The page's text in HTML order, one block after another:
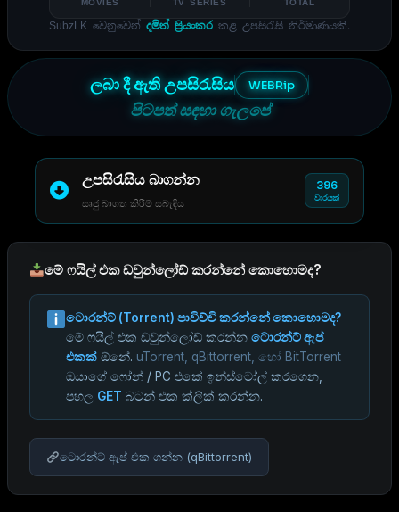
MOVIES TV SERIES TOTAL
SubzLK වෙනුවෙන් දමිත් ප්‍රියංකර කළ උපසිරැසි නිර්මාණයකි.
ලබා දී ඇති උපසිරැසිය WEBRip
පිටපත් සඳහා ගැලපේ
උපසිරැසිය බාගන්න
සෘජු බාගත කිරීම් සබැඳිය
396
වාරයක්
මේ ෆයිල් එක ඩවුන්ලෝඩ් කරන්නේ කොහොමද?
ටොරන්ට් (Torrent) පාවිච්චි කරන්නේ කොහොමද?
මේ ෆයිල් එක ඩවුන්ලෝඩ් කරන්නටොරන්ට් ඇප්
එකක් ඕනේ. uTorrent, qBittorrent, හෝ BitTorrent
ඔයාගේ ෆෝන් / PC එකේ ඉන්ස්ටෝල් කරගෙන,
පහල GET බටන් එක ක්ලික් කරන්න.
ටොරන්ට් ඇප් එක ගන්න (qBittorrent)